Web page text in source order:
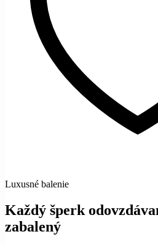
Luxusné balenie
Každý šperk
zabalený